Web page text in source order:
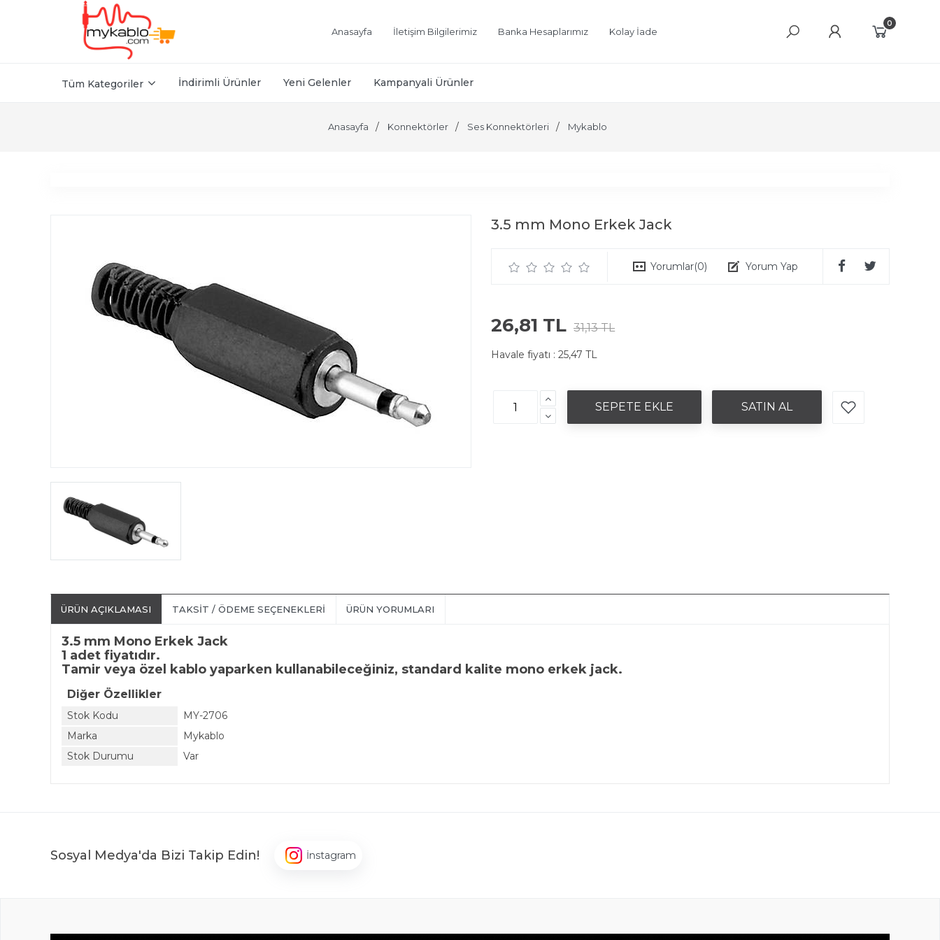
Anasayfa İletişim Bilgilerimiz Banka Hesaplarımız Kolay İade
0
Tüm Kategoriler İndirimli Ürünler Yeni Gelenler Kampanyali Ürünler
Anasayfa Konnektörler Ses Konnektörleri Mykablo
3.5 mm Mono Erkek Jack
Yorumlar(0) Yorum Yap
26,81 TL 31,13 TL
Havale fiyatı : 25,47 TL
ÜRÜN AÇIKLAMASI TAKSIT / ÖDEME SEÇENEKLERI ÜRÜN YORUMLARI
3.5 mm Mono Erkek Jack
1 adet fiyatıdır.
Tamir veya özel kablo yaparken kullanabileceğiniz, standard kalite mono erkek jack.
Diğer Özellikler
Stok Kodu
MY-2706
Marka
Mykablo
Stok Durumu
Var
Sosyal Medya'da Bizi Takip Edin! İnstagram